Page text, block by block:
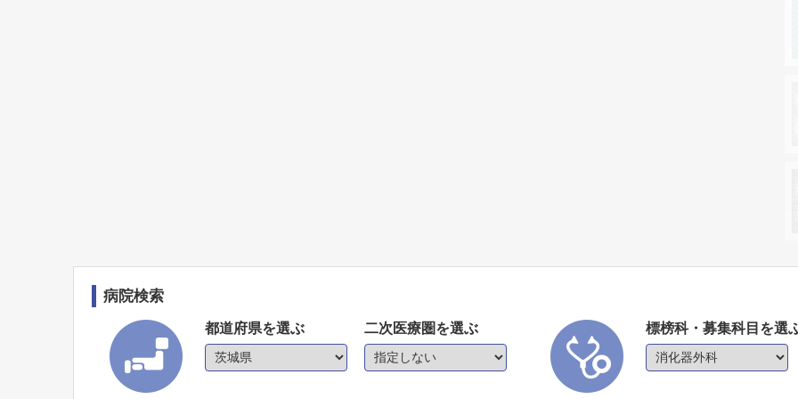
病院検索
都道府県を選ぶ 二次医療圏を選ぶ 標榜科・募集科目を選